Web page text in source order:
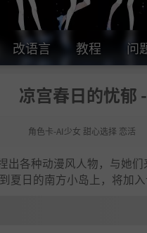
改语言 教程 问
凉宫春日的忧郁
角色卡-AI少女 甜心选择 恋活
出各种动漫风人物，与她们
夏日的南方小岛上，将加